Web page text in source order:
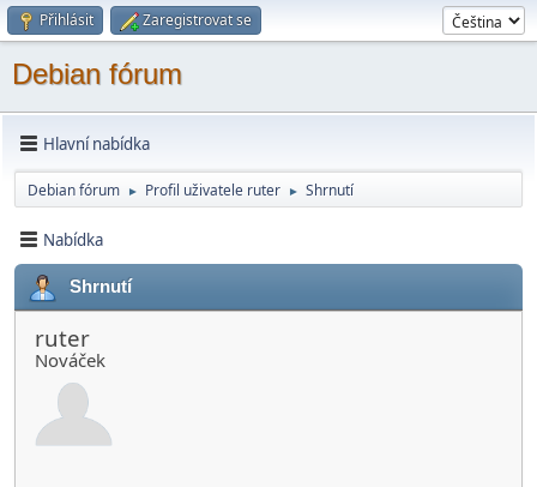
Přihlásit Zaregistrovat se
Debian fórum
Hlavní nabídka
Debian fórum ► Profil uživatele ruter ► Shrnutí
Nabídka
Shrnutí
ruter
Nováček